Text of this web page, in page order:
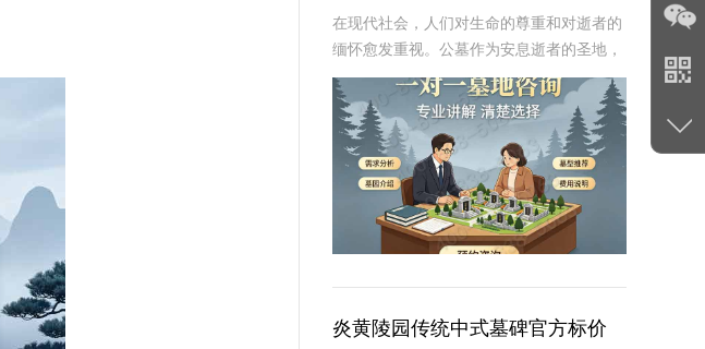
在现代社会，人们对生命的尊重和对逝者的
缅怀愈发重视。公墓作为安息逝者的圣地，
其墓碑的选择不仅是对逝者的纪念，也是生
者情感的寄托。万桐园公墓作为一家知名的
大型公墓，一直致力于提供高品质、个性化
的墓碑服务
炎黄陵园传统中式墓碑官方标价